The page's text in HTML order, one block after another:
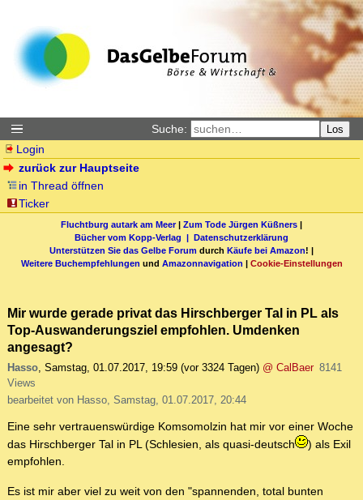
Suche: Los
Login
zurück zur Hauptseite
in Thread öffnen
Ticker
Fluchtburg autark am Meer| Zum Tode Jürgen Küßners |
Bücher vom Kopp-Verlag | Datenschutzerklärung
Unterstützen Sie das Gelbe Forum durch Käufe bei Amazon! |
Weitere Buchempfehlungen und Amazonnavigation | Cookie-Einstellungen
Mir wurde gerade privat das Hirschberger Tal in PL als
Top-Auswanderungsziel empfohlen. Umdenken
angesagt?
Hasso, Samstag, 01.07.2017, 19:59 (vor 3324 Tagen) @ CalBaer 8141
Views
bearbeitet von Hasso, Samstag, 01.07.2017, 20:44
Eine sehr vertrauenswürdige Komsomolzin hat mir vor einer Woche
das Hirschberger Tal in PL (Schlesien, als quasi-deutsch
) als Exil
empfohlen.
Es ist mir aber viel zu weit von den "spannenden, total bunten